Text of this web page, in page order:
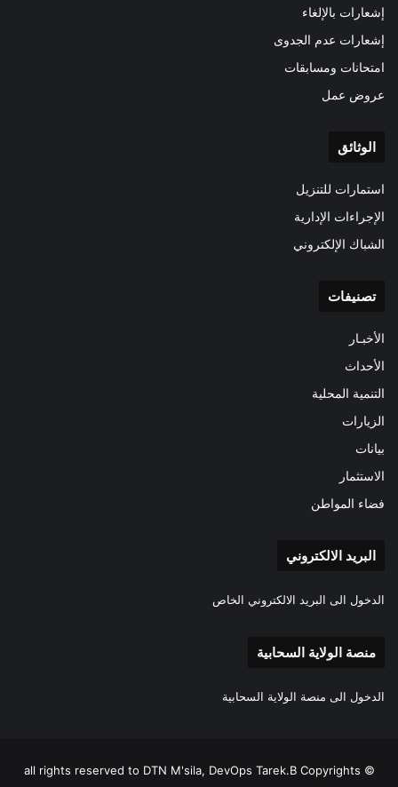
إشعارات بالإلغاء
إشعارات عدم الجدوى
امتحانات ومسابقات
عروض عمل
الوثائق
استمارات للتنزيل
الإجراءات الإدارية
الشباك الإلكتروني
تصنيفات
الأخبـار
الأحداث
التنمية المحلية
الزيارات
بيانات
الاستثمار
فضاء المواطن
البريد الالكتروني
الدخول الى البريد الالكتروني الخاص
منصة الولاية السحابية
الدخول الى منصة الولاية السحابية
all rights reserved to DTN M'sila, DevOps Tarek.B Copyrights ©